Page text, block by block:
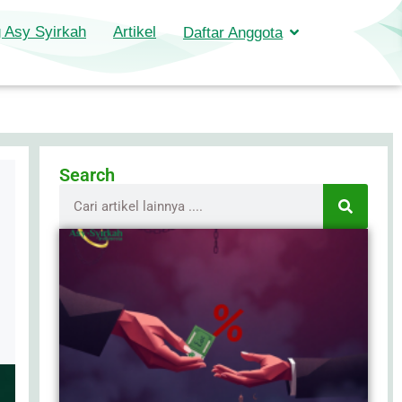
Asy Syirkah Artikel Daftar Anggota
Search